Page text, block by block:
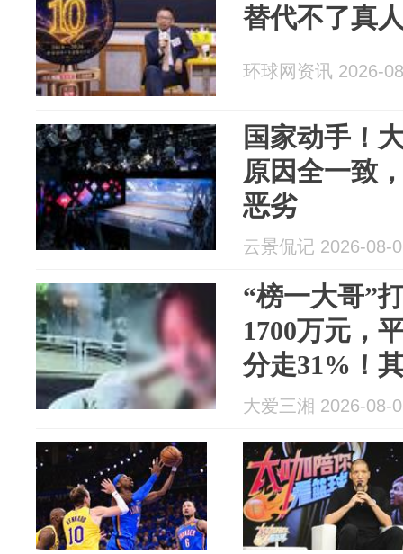
替代不了真
环球网资讯 2026-
国家动手！
原因全一致
恶劣
云景侃记 2026-08-
“榜一大哥”
1700万元，
分走31%！
院判了
大爱三湘 2026-08-